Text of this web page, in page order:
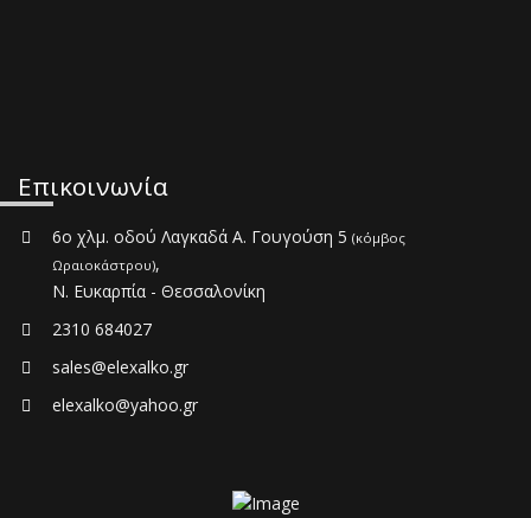
Επικοινωνία
6ο χλμ. οδού Λαγκαδά Α. Γουγούση 5 (κόμβος
Ωραιοκάστρου),
Ν. Ευκαρπία - Θεσσαλονίκη
2310 684027
sales@elexalko.gr
elexalko@yahoo.gr